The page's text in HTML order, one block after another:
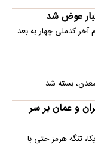
عوض شد
آخر کدملی چهار به بعد
بسته شد.
و عمان بر سر
تنگه هرمز حتی با